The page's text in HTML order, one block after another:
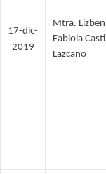
17-dic-
2019
Mtra. Lizben
Fabiola
Lazcano